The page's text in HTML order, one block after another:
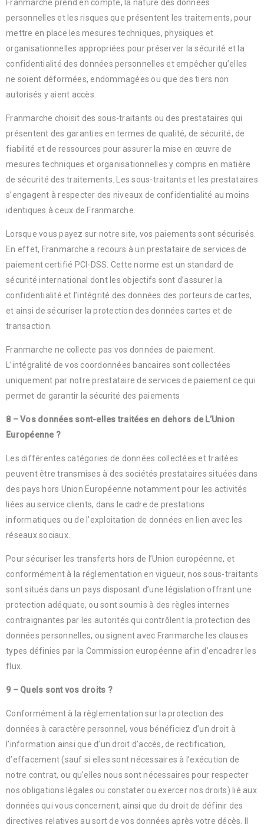
Franmarche prend en compte, la nature des données
personnelles et les risques que présentent les traitements, pour
mettre en place les mesures techniques, physiques et
organisationnelles appropriées pour préserver la sécurité et la
confidentialité des données personnelles et empêcher qu’elles
ne soient déformées, endommagées ou que des tiers non
autorisés y aient accès.
Franmarche choisit des sous-traitants ou des prestataires qui
présentent des garanties en termes de qualité, de sécurité, de
fiabilité et de ressources pour assurer la mise en œuvre de
mesures techniques et organisationnelles y compris en matière
de sécurité des traitements. Les sous-traitants et les prestataires
s’engagent à respecter des niveaux de confidentialité au moins
identiques à ceux de Franmarche.
Lorsque vous payez sur notre site, vos paiements sont sécurisés.
En effet, Franmarche a recours à un prestataire de services de
paiement certifié PCI-DSS. Cette norme est un standard de
sécurité international dont les objectifs sont d’assurer la
confidentialité et l’intégrité des données des porteurs de cartes,
et ainsi de sécuriser la protection des données cartes et de
transaction.
Franmarche ne collecte pas vos données de paiement.
L’intégralité de vos coordonnées bancaires sont collectées
uniquement par notre prestataire de services de paiement ce qui
permet de garantir la sécurité des paiements
8 – Vos données sont-elles traitées en dehors de L’Union
Européenne ?
Les différentes catégories de données collectées et traitées
peuvent être transmises à des sociétés prestataires situées dans
des pays hors Union Européenne notamment pour les activités
liées au service clients, dans le cadre de prestations
informatiques ou de l’exploitation de données en lien avec les
réseaux sociaux.
Pour sécuriser les transferts hors de l’Union européenne, et
conformément à la réglementation en vigueur, nos sous-traitants
sont situés dans un pays disposant d’une législation offrant une
protection adéquate, ou sont soumis à des règles internes
contraignantes par les autorités qui contrôlent la protection des
données personnelles, ou signent avec Franmarche les clauses
types définies par la Commission européenne afin d’encadrer les
flux.
9 – Quels sont vos droits ?
Conformément à la règlementation sur la protection des
données à caractère personnel, vous bénéficiez d’un droit à
l’information ainsi que d’un droit d’accès, de rectification,
d’effacement (sauf si elles sont nécessaires à l’exécution de
notre contrat, ou qu’elles nous sont nécessaires pour respecter
nos obligations légales ou constater ou exercer nos droits) lié aux
données qui vous concernent, ainsi que du droit de définir des
directives relatives au sort de vos données après votre décès. Il